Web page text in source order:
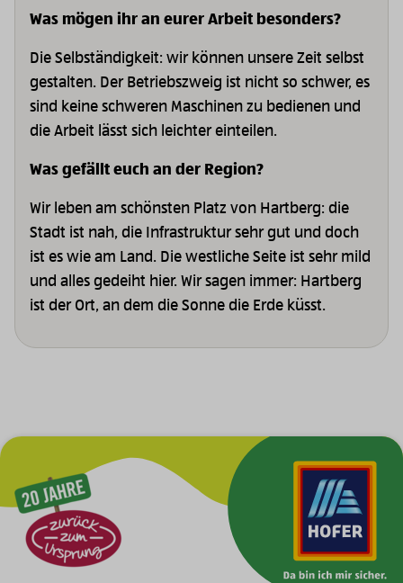
Was mögen ihr an eurer Arbeit besonders?
Die Selbständigkeit: wir können unsere Zeit selbst
gestalten. Der Betriebszweig ist nicht so schwer, es
sind keine schweren Maschinen zu bedienen und
die Arbeit lässt sich leichter einteilen.
Was gefällt euch an der Region?
Wir leben am schönsten Platz von Hartberg: die
Stadt ist nah, die Infrastruktur sehr gut und doch
ist es wie am Land. Die westliche Seite ist sehr mild
und alles gedeiht hier. Wir sagen immer: Hartberg
ist der Ort, an dem die Sonne die Erde küsst.
Zur Hauptnavigation